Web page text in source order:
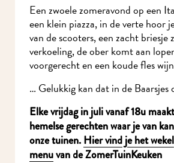
Een zwoele zomeravond op een
een klein piazza, in de verte hoor
van de scooters, een zacht briesje
verkoeling, de ober komt aan
voorgerecht en een koude fles
… Gelukkig kan dat in de Baarsjes
Elke vrijdag in juli vanaf 18u
hemelse gerechten waar je van
onze tuinen.Hier vind je het
menuvan de ZomerTuinKeuken